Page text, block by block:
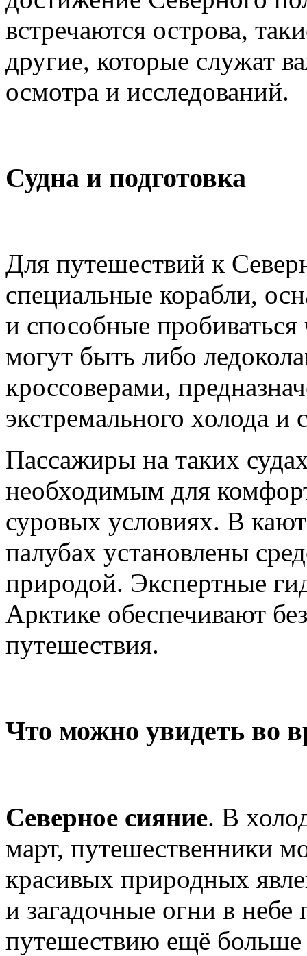
встречаются острова,
другие, которые служат
осмотра и исследований.
Судна и подготовка
Для путешествий к
специальные корабли,
и способные
могут быть либо
кроссоверами,
экстремального холода
Пассажиры на таких
необходимым для
суровых условиях. В
палубах установлены
природой. Экспертные
Арктике обеспечивают
путешествия.
Что можно увидеть во
Северное сияние. В
март, путешественники
красивых природных
и загадочные огни в
путешествию ещё больше